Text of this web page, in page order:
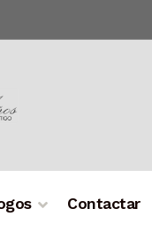
Contactar